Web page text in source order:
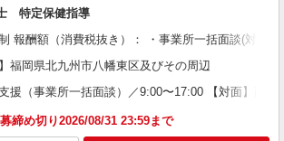
特定保健指導
報酬額（消費税抜き）： ・事業所一括面談(対
福岡県北九州市八幡東区及びその周辺
支援（事業所一括面談）／9:00〜17:00 【対面】面
締め切り2026/08/31 23:59まで